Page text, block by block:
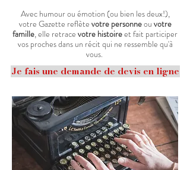
Avec humour ou émotion (ou bien les deux!),
votre Gazette reflète votre personneou votre
famille, elle retrace votre histoireet fait participer
vos proches dans un récit qui ne ressemble qu'à
vous.
Je fais une demande de devis en ligne